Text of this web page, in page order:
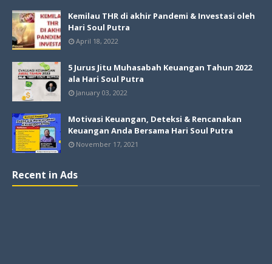
Kemilau THR di akhir Pandemi & Investasi oleh
Hari Soul Putra
April 18, 2022
5 Jurus Jitu Muhasabah Keuangan Tahun 2022
ala Hari Soul Putra
January 03, 2022
Motivasi Keuangan, Deteksi & Rencanakan
Keuangan Anda Bersama Hari Soul Putra
November 17, 2021
Recent in Ads